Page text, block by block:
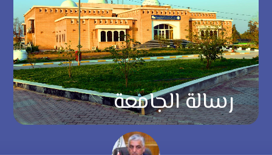
رسالة الجامعة